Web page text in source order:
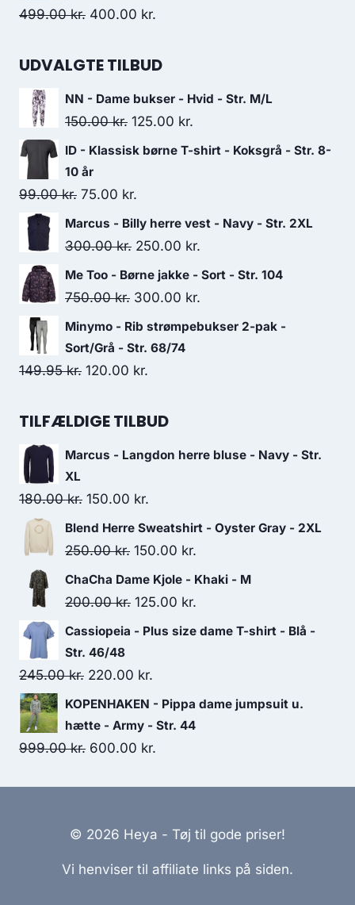
320.00 kr..160.00 kr..
499.00kr. Original
was:
400.00 kr.
is:
UDVALGTE TILBUD
NN - Dame bukser - Hvid - Str. M/L
150.00kr. Original
price
150.00 kr..
125.00 kr.
price
ID - Klassisk børne T-shirt - Koksgrå - Str. 8-
10 år
99.00kr. Original
price
was:
75.00 kr.
price
is:
Marcus - Billy herre vest - Navy - Str. 2XL
300.00kr. Original
price
was:
250.00 kr.
price
Me Too - Børne jakke - Sort - Str. 104
750.00kr. Original
price
was:
750.00 kr..
300.00 kr.
price
Minymo - Rib strømpebukser 2-pak -
Sort/Grå - Str. 68/74
149.95kr. Original
was:
120.00 kr.
is:
TILFÆLDIGE TILBUD
Marcus - Langdon herre bluse - Navy - Str.
XL
180.00kr. Original
price
was:
150.00 kr.
price
is:
Blend Herre Sweatshirt - Oyster Gray - 2XL
250.00kr. Original
price
was:
150.00 kr.
price
ChaCha Dame Kjole - Khaki - M
200.00kr. Original
price
200.00 kr..
125.00 kr.
price
Cassiopeia - Plus size dame T-shirt - Blå -
Str. 46/48
245.00kr. Original
price
was:
245.00 kr..
220.00 kr.
price
is:
220.00 kr..
KOPENHAKEN - Pippa dame jumpsuit u.
hætte - Army - Str. 44
999.00kr. Original
600.00 kr.
© 2026 Heya - Tøj til gode priser!
Vi henviser til affiliate links på siden.